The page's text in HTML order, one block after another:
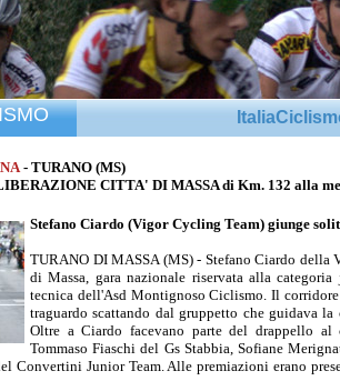
- TURANO (MS)
CITTA' DI MASSA di Km. 132 alla
Stefano Ciardo (Vigor Cycling Team) giunge
TURANO DI MASSA (MS) - Stefano Ciardo
di Massa, gara nazionale riservata alla
tecnica dell'Asd Montignoso Ciclismo. Il
traguardo scattando dal gruppetto che guidava
Oltre a Ciardo facevano parte del drappello al
Tommaso Fiaschi del Gs Stabbia, Sofiane
Convertini Junior Team. Alle premiazioni erano